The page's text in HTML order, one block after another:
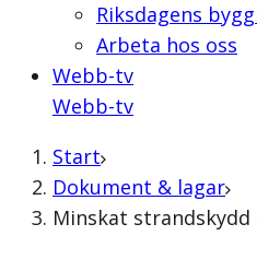
Riksdagens
Arbeta hos oss
Webb-tv
Webb-tv
Start
Dokument & lagar
Minskat strandskydd